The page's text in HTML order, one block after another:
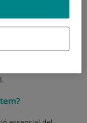
resposta instintiva
de l’
passa al cervell